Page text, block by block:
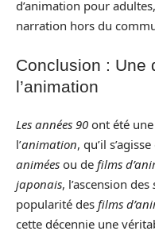
d’animation pour
narration hors du
Conclusion : Une
l’animation
Les années 90 ont été
l’animation, qu’il
animées ou de films
japonais, l’ascension des
popularité des films
cette décennie une